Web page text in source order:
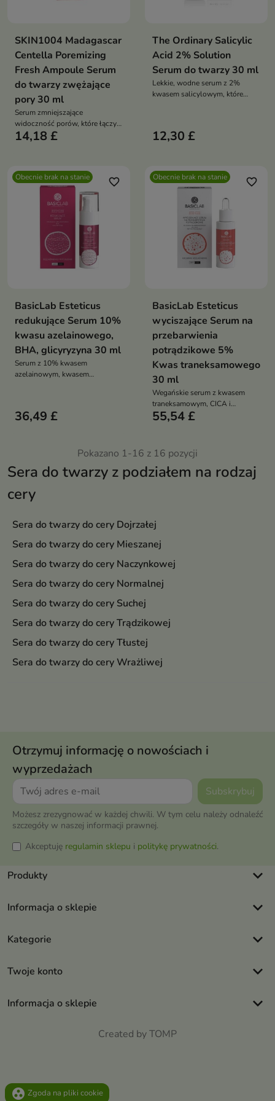
Sera do twarzy z podziałem na rodzaj
cery
Sera do twarzy do cery Dojrzałej
Sera do twarzy do cery Mieszanej
Sera do twarzy do cery Naczynkowej
Sera do twarzy do cery Normalnej
Sera do twarzy do cery Suchej
Sera do twarzy do cery Trądzikowej
Sera do twarzy do cery Tłustej
Sera do twarzy do cery Wrażliwej
SKIN1004 Madagascar
Centella Poremizing
Fresh Ampoule Serum
do twarzy zwężające
pory 30 ml
Serum zmniejszające
widoczność porów, które łączy
wysokie stężenie wąkroty
poprawia elastyczność skóry
14,18 £
The Ordinary Salicylic
Acid 2% Solution
Serum do twarzy 30 ml
Lekkie, wodne serum z 2%
kwasem salicylowym, które
Działa złuszczająco,
równowagę
12,30 £
Obecnie brak na stanie favorite_border
BasicLab Esteticus
redukujące Serum 10%
kwasu azelainowego,
BHA, glicyryzyna 30 ml
Serum z 10% kwasem
azelainowym, kwasem
zaczerwienienia i przebarwienia,
36,49 £
Obecnie brak na stanie favorite_border
BasicLab Esteticus
wyciszające Serum na
przebarwienia
potrądzikowe 5%
Kwas traneksamowego
30 ml
Wegańskie serum z kwasem
traneksamowym, CICA i
peptydem wyciszającym, które
zaczerwienienia i wspiera
regenerację skóry bez
podrażnień
55,54 £
Pokazano 1-16 z 16 pozycji
Otrzymuj informację o nowościach i
wyprzedażach
Możesz zrezygnować w każdej chwili. W tym celu należy odnaleźć
szczegóły w naszej informacji prawnej.
Akceptuję regulamin sklepu i politykę prywatności.
Produkty keyboard_arrow_down
Informacja o sklepie keyboard_arrow_down
Kategorie keyboard_arrow_down
Twoje konto keyboard_arrow_down
Informacja o sklepie keyboard_arrow_down
Created by TOMP
group_work Zgoda na pliki cookie